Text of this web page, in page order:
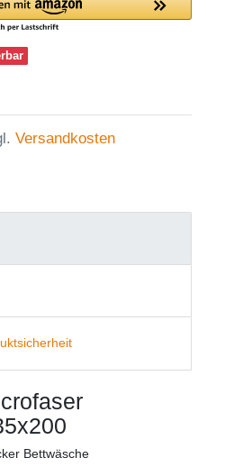
Versandkosten
Bettwäsche